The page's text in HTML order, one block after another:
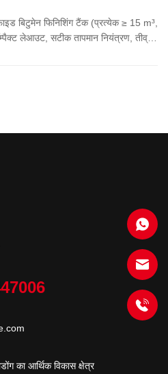
बिटुमेन फिनिशिंग टैंक (प्रत्येक ≥ 15 m³,
लेआउट, सटीक तापमान नियंत्रण, तीव्र
का आर्थिक विकास क्षेत्र